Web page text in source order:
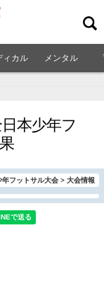
ィカル メンタル
本少年フ
フットサル大会 > 大会情報